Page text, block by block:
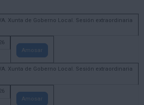
Xunta de Goberno Local. Sesión extraordinaria
Amosar
Xunta de Goberno Local. Sesión extraordinaria
Amosar